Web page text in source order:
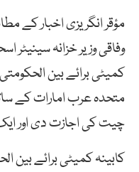
مؤقر انگریزی اخبار کے
وفاقی وزیر خزانہ سینیٹر
کمیٹی برائے بین
متحدہ عرب امارات کے
چیت کی اجازت دی اور
کابینہ کمیٹی برائے بین